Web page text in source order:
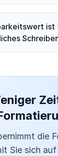
ist
die
Sie sich